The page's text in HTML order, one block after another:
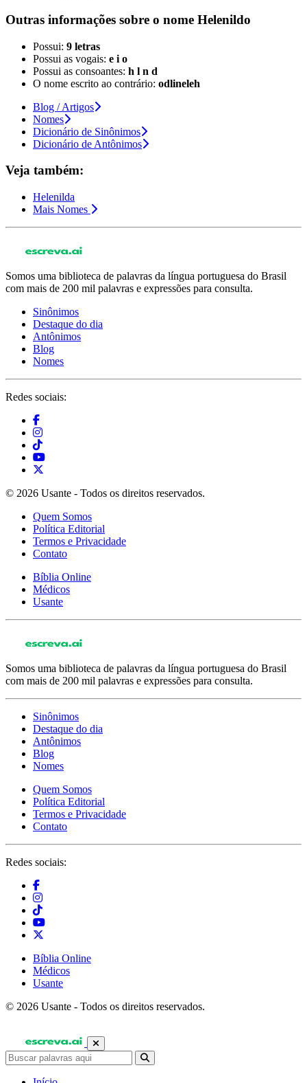
Outras informações sobre o nome Helenildo
Possui: 9 letras
Possui as vogais: e i o
Possui as consoantes: h l n d
O nome escrito ao contrário: odlineleh
Blog / Artigos
Nomes
Dicionário de Sinônimos
Dicionário de Antônimos
Veja também:
Helenilda
Mais Nomes
Somos uma biblioteca de palavras da língua portuguesa do Brasil
com mais de 200 mil palavras e expressões para consulta.
Sinônimos
Destaque do dia
Antônimos
Blog
Nomes
Redes sociais:
© 2026 Usante - Todos os direitos reservados.
Quem Somos
Política Editorial
Termos e Privacidade
Contato
Bíblia Online
Médicos
Usante
Somos uma biblioteca de palavras da língua portuguesa do Brasil
com mais de 200 mil palavras e expressões para consulta.
Sinônimos
Destaque do dia
Antônimos
Blog
Nomes
Quem Somos
Política Editorial
Termos e Privacidade
Contato
Redes sociais:
Bíblia Online
Médicos
Usante
© 2026 Usante - Todos os direitos reservados.